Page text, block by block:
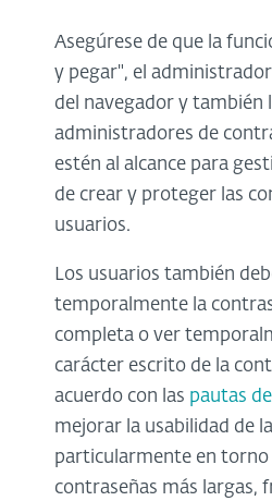
Asegúrese de que la
y pegar", el
del navegador y también
administradores de
estén al alcance para
de crear y proteger las
usuarios.
Los usuarios también
temporalmente la
completa o ver
carácter escrito de la
acuerdo con las pautas
mejorar la usabilidad de
particularmente en torno
contraseñas más largas,